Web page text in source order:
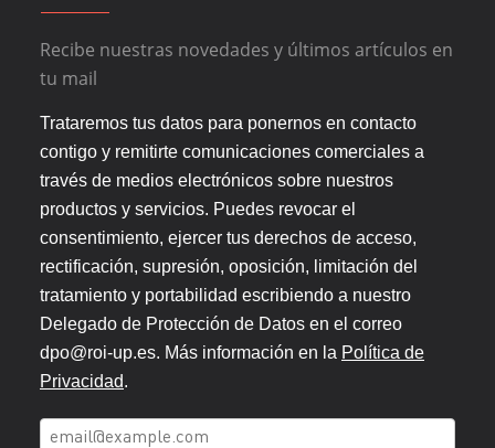
Recibe nuestras novedades y últimos artículos en
tu mail
Trataremos tus datos para ponernos en contacto
contigo y remitirte comunicaciones comerciales a
través de medios electrónicos sobre nuestros
productos y servicios. Puedes revocar el
consentimiento, ejercer tus derechos de acceso,
rectificación, supresión, oposición, limitación del
tratamiento y portabilidad escribiendo a nuestro
Delegado de Protección de Datos en el correo
dpo@roi-up.es. Más información en la Política de
Privacidad.